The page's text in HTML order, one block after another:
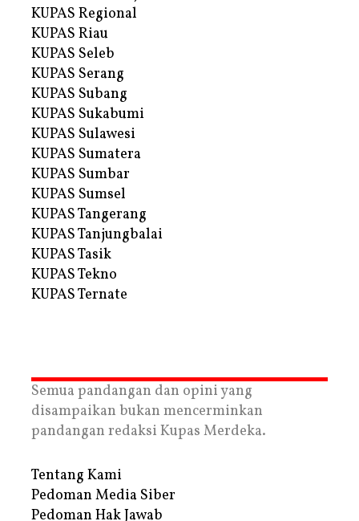
KUPAS Regional
KUPAS Riau
KUPAS Seleb
KUPAS Serang
KUPAS Subang
KUPAS Sukabumi
KUPAS Sulawesi
KUPAS Sumatera
KUPAS Sumbar
KUPAS Sumsel
KUPAS Tangerang
KUPAS Tanjungbalai
KUPAS Tasik
KUPAS Tekno
KUPAS Ternate
Semua pandangan dan opini yang
disampaikan bukan mencerminkan
pandangan redaksi Kupas Merdeka.
Tentang Kami
Pedoman Media Siber
Pedoman Hak Jawab